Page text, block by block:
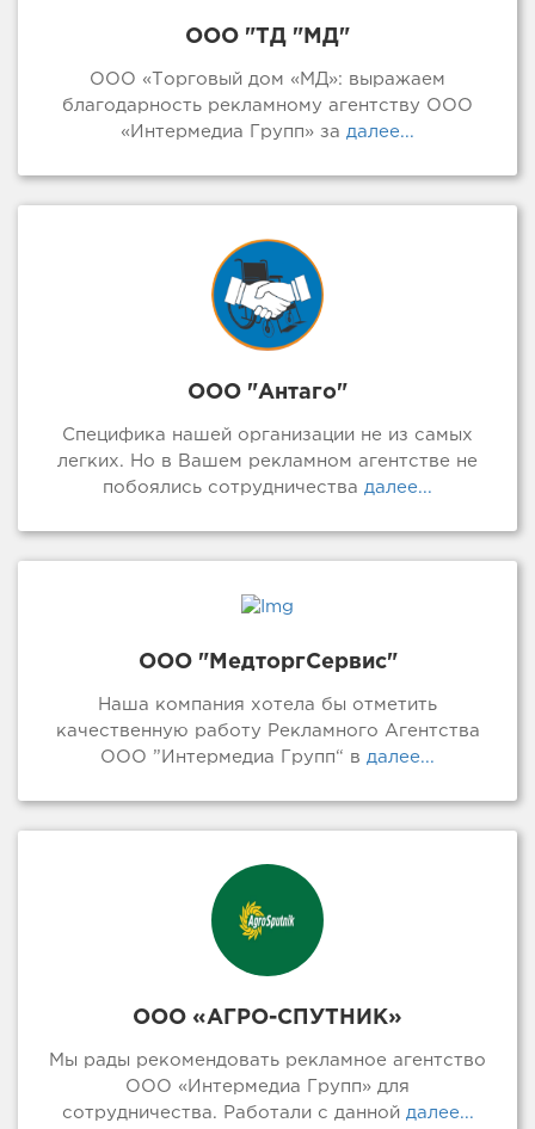
ООО "ТД "МД"
ООО «Торговый дом «МД»: выражаем
благодарность рекламному агентству ООО
«Интермедиа Групп» за далее...
ООО "Антаго"
Специфика нашей организации не из самых
легких. Но в Вашем рекламном агентстве не
побоялись сотрудничества далее...
ООО "МедторгСервис"
Наша компания хотела бы отметить
качественную работу Рекламного Агентства
ООО ”Интермедиа Групп“ в далее...
ООО «АГРО-СПУТНИК»
Мы рады рекомендовать рекламное агентство
ООО «Интермедиа Групп» для
сотрудничества. Работали с даннойдалее...